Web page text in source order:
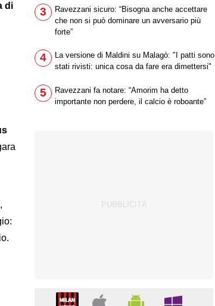
di
3
Ravezzani sicuro: “Bisogna anche accettare
che non si può dominare un avversario più
forte”
4
La versione di Maldini su Malagò: "I patti sono
stati rivisti: unica cosa da fare era dimettersi"
5
Ravezzani fa notare: “Amorim ha detto
importante non perdere, il calcio è roboante”